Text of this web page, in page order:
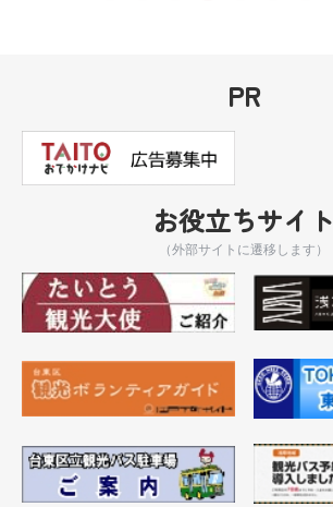
PR
お役立ちサイト
（外部サイトに遷移します）